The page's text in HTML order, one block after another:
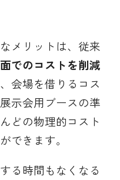
メリットは、従来
でのコストを削減
会場を借りるコス
示会用ブースの準
どの物理的コスト
できます。
る時間もなくなる